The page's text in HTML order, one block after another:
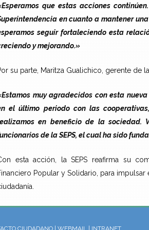
que estas acciones
en cuanto a mantener
seguir fortaleciendo esta
y mejorando.»
su parte, Maritza Gualichico, gerente de
muy agradecidos con esta
el último periodo con las
en beneficio de la sociedad.
de la SEPS, el cual ha sido
esta acción, la SEPS reafirma su
Popular y Solidario, para
CIUDADANO | WEBMAIL | INTRANET